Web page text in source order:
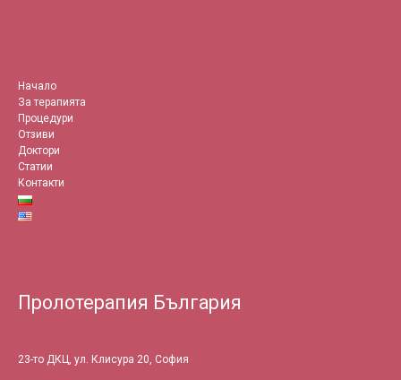
Начало
За терапията
Процедури
Отзиви
Доктори
Статии
Контакти
Пролотерапия България
23-то ДКЦ, ул. Клисура 20, София